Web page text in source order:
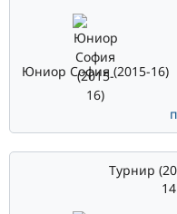
Юниор София (2015-16)
Турнир